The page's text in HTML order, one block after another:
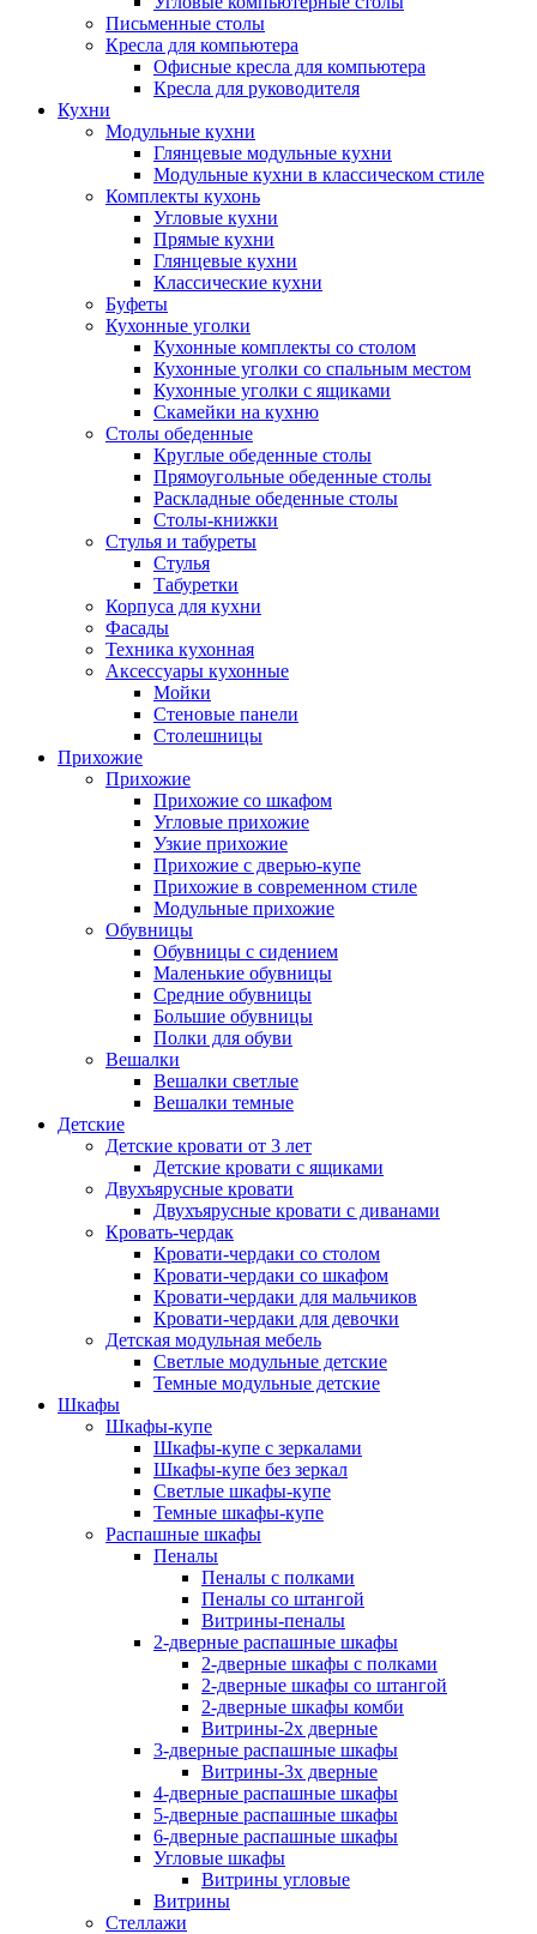
Письменные столы
Кресла для компьютера
Офисные кресла для компьютера
Кресла для руководителя
Кухни
Модульные кухни
Глянцевые модульные кухни
Модульные кухни в классическом стиле
Комплекты кухонь
Угловые кухни
Прямые кухни
Глянцевые кухни
Классические кухни
Буфеты
Кухонные уголки
Кухонные комплекты со столом
Кухонные уголки со спальным местом
Кухонные уголки с ящиками
Скамейки на кухню
Столы обеденные
Круглые обеденные столы
Прямоугольные обеденные столы
Раскладные обеденные столы
Столы-книжки
Стулья и табуреты
Стулья
Табуретки
Корпуса для кухни
Фасады
Техника кухонная
Аксессуары кухонные
Мойки
Стеновые панели
Столешницы
Прихожие
Прихожие
Прихожие со шкафом
Угловые прихожие
Узкие прихожие
Прихожие с дверью-купе
Прихожие в современном стиле
Модульные прихожие
Обувницы
Обувницы с сидением
Маленькие обувницы
Средние обувницы
Большие обувницы
Полки для обуви
Вешалки
Вешалки светлые
Вешалки темные
Детские
Детские кровати от 3 лет
Детские кровати с ящиками
Двухъярусные кровати
Двухъярусные кровати с диванами
Кровать-чердак
Кровати-чердаки со столом
Кровати-чердаки со шкафом
Кровати-чердаки для мальчиков
Кровати-чердаки для девочки
Детская модульная мебель
Светлые модульные детские
Темные модульные детские
Шкафы
Шкафы-купе
Шкафы-купе с зеркалами
Шкафы-купе без зеркал
Светлые шкафы-купе
Темные шкафы-купе
Распашные шкафы
Пеналы
Пеналы с полками
Пеналы со штангой
Витрины-пеналы
2-дверные распашные шкафы
2-дверные шкафы с полками
2-дверные шкафы со штангой
2-дверные шкафы комби
Витрины-2х дверные
3-дверные распашные шкафы
Витрины-3х дверные
4-дверные распашные шкафы
5-дверные распашные шкафы
6-дверные распашные шкафы
Угловые шкафы
Витрины угловые
Витрины
Стеллажи